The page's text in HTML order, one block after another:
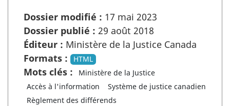
Dossier modifié : 17 mai 2023
Dossier publié : 29 août 2018
Éditeur : Ministère de la Justice Canada
Formats :
HTML
Mots clés :
Ministère de la Justice
Accès à l'information
Système de justice canadien
Règlement des différends